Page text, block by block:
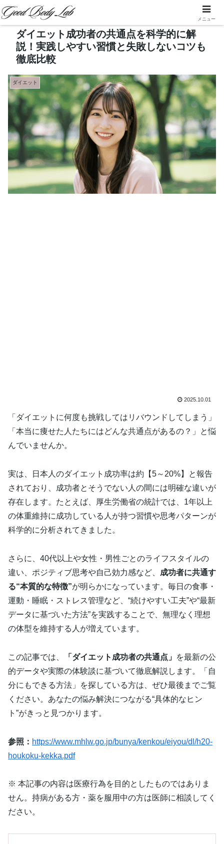
ダイエット成功者の共通点を科学的に解
説！実践しやすい習慣と失敗しないコツも
徹底比較
ダイエット
2025.10.01
「ダイエットに何度も挑戦してはリバウンドしてしまう」
「本当に痩せた人たちにはどんな共通点があるの？」と悩
んでいませんか。
実は、日本人のダイエット成功率は約【5～20%】と報告
されており、成功者とそうでない人の間には明確な違いが
存在します。たとえば、厚生労働省の統計では、1年以上
の体重維持に成功している人が持つ習慣や思考パターンが
科学的に分析されてきました。
さらに、40代以上や女性・男性ごとのライフスタイルの
違い、ポジティブ思考や自己効力感など、 成功者に共通す
る“本質的な特徴”が明らかになっています。毎日の食事・
運動・睡眠・ストレス管理など、“続けやすい工夫”や“最新
データに基づいた方法”を実践することで、無理なく理想
の体型を維持する人が増えています。
この記事では、 「ダイエット成功者の共通点」 を最新の公
的データや実際の体験談に基づいて徹底解説します。「自
分にもできる方法」を探している方は、ぜひ最後までご覧
ください。あなたの悩み解決につながる“具体的なヒン
ト”がきっと見つかります。
参照： https://www.mhlw.go.jp/bunya/kenkou/eiyou/dl/h20-
houkoku-kekka.pdf
※ 本記事の内容は医療行為を目的としたものではありま
せん。持病がある方・薬を服用中の方は医師に相談してく
ださい。
メニュー